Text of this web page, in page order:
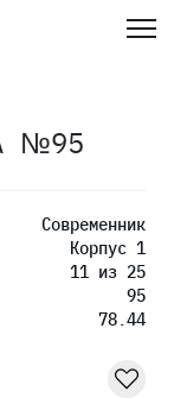
№95
Современник
Корпус 1
11 из 25
95
78.44